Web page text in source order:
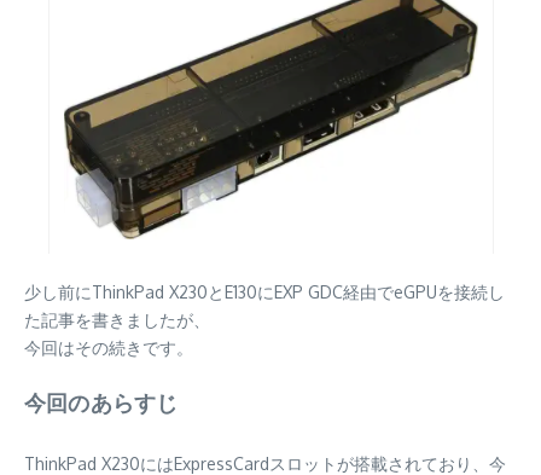
少し前にThinkPad X230とE130にEXP GDC経由でeGPUを接続し
た記事を書きましたが、
今回はその続きです。
今回のあらすじ
ThinkPad X230にはExpressCardスロットが搭載されており、今